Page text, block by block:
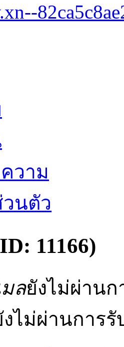
วาม
นตัว
11166)
ลยังไม่ผ่านก
ไม่ผ่านการรั